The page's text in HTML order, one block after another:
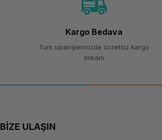
Kargo Bedava
Tüm siparişlerinizde ücretsiz kargo
imkanı
BİZE ULAŞIN